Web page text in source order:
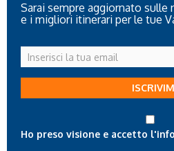
Sarai sempre aggiornato sulle
e i migliori itinerari per le tue
Inserisci
la
tua
Ho preso visione e accetto